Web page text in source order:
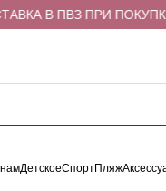
В ПВЗ ПРИ ПОКУПКЕ
ДетскоеСпортПляж